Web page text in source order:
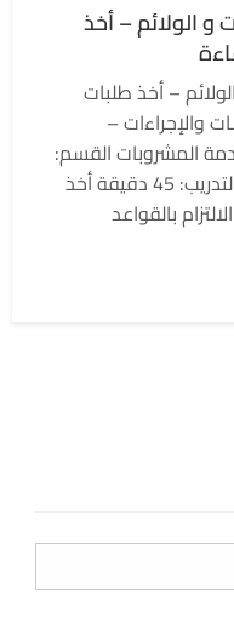
و الولائم – أخذ
– أخذ طلبات
والإجراءات –
المشروبات القسم:
الأغذية والمشروبات – الولائم وقت التدريب: 45 دقيقة أخذ
بالقواعد